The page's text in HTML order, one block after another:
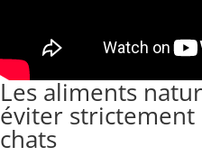
Les aliments
éviter
chats